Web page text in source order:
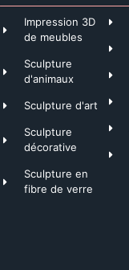
Impression 3D
de meubles
Sculpture
d'animaux
Sculpture d'art
Sculpture
décorative
Sculpture en
fibre de verre